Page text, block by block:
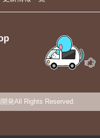
発All Rights Reserved.